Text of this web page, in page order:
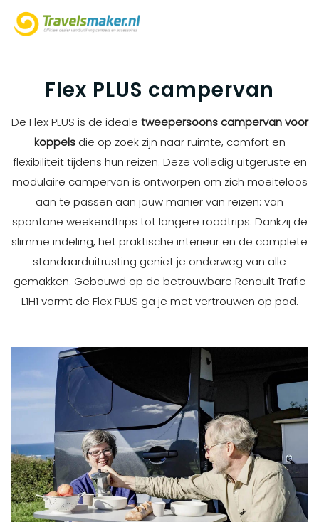
Flex PLUS campervan
De Flex PLUS is de ideale tweepersoons campervan voor
koppelsdie op zoek zijn naar ruimte, comfort en
flexibiliteit tijdens hun reizen. Deze volledig uitgeruste en
modulaire campervan is ontworpen om zich moeiteloos
aan te passen aan jouw manier van reizen: van
spontane weekendtrips tot langere roadtrips. Dankzij de
slimme indeling, het praktische interieur en de complete
standaarduitrusting geniet je onderweg van alle
gemakken. Gebouwd op de betrouwbare Renault Trafic
L1H1 vormt de Flex PLUS ga je met vertrouwen op pad.